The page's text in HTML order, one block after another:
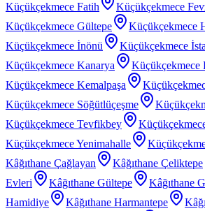
Küçükçekmece Fatih
Küçükçekmece
Küçükçekmece Gültepe
Küçükçekmece
Küçükçekmece İnönü
Küçükçekmece
Küçükçekmece Kanarya
Küçükçekmece
Küçükçekmece Kemalpaşa
Küçükçekmece Söğütlüçeşme
Küçükçekmece Tevfikbey
Küçükçekmece Yenimahalle
Kâğıthane Çağlayan
Kâğıthane Çeliktepe
Evleri
Kâğıthane Gültepe Kâğıthane
Hamidiye
Kâğıthane Harmantepe